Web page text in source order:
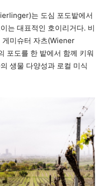
는 도심 포도밭에서
는 대표적인 호이리거다. 비
게미슈터 자츠(Wiener
포도를 한 밭에서 함께 키워
생물 다양성과 로컬 미식